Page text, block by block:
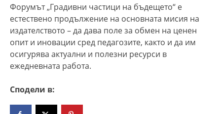
Форумът „Градивни частици на бъдещето“ е
естествено продължение на основната мисия на
издателството – да дава поле за обмен на ценен
опит и иновации сред педагозите, както и да им
осигурява актуални и полезни ресурси в
ежедневната работа.
Сподели в: